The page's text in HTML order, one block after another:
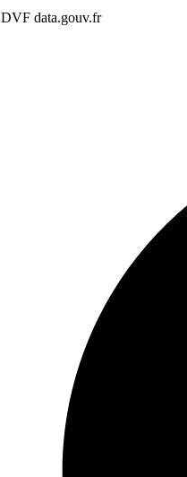
DVF data.gouv.fr